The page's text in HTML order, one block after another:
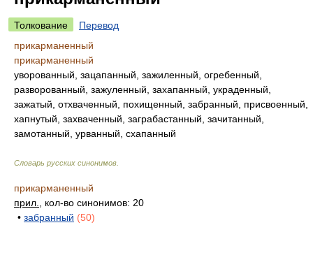
Толкование
Перевод
прикарманенный
прикарманенный
уворованный, зацапанный, зажиленный, огребенный,
разворованный, зажуленный, захапанный, украденный,
зажатый, отхваченный, похищенный, забранный, присвоенный,
хапнутый, захваченный, заграбастанный, зачитанный,
замотанный, урванный, схапанный
Словарь русских синонимов
прикарманенный
прил.
, кол-во синонимов: 20
• забранный (50)